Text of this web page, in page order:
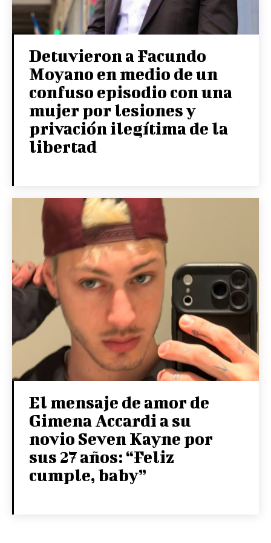
Detuvieron a Facundo
Moyano en medio de un
confuso episodio con una
mujer por lesiones y
privación ilegítima de la
libertad
El mensaje de amor de
Gimena Accardi a su
novio Seven Kayne por
sus 27 años: “Feliz
cumple, baby”